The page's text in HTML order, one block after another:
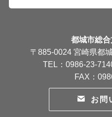
都城市総
〒885-0024 宮崎県都
TEL：0986-23-
FAX：
お問